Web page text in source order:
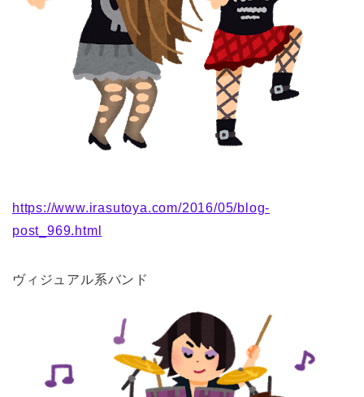
https://www.irasutoya.com/2016/05/blog-
post_969.html
ヴィジュアル系バンド